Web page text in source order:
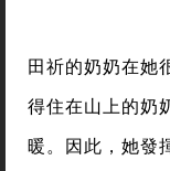
田祈的奶奶在她
得住在山上的奶
暖。因此，她發